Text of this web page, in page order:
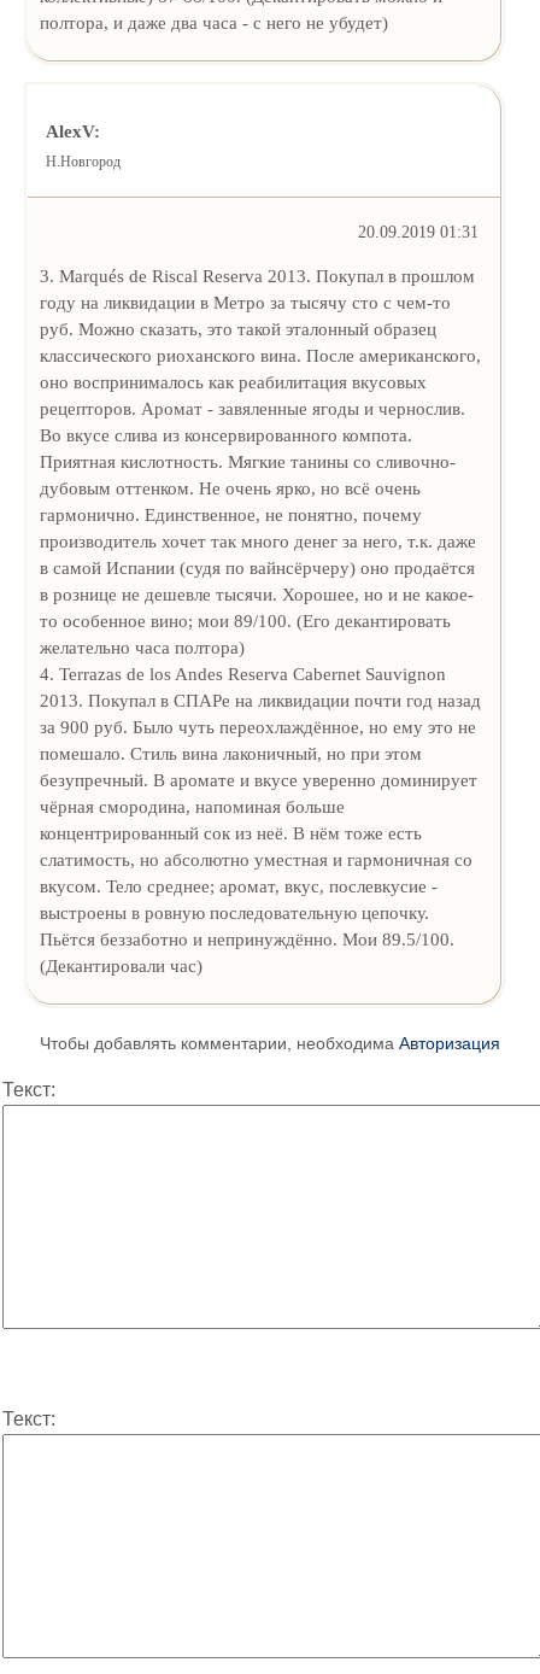
полтора, и даже два часа - с него не убудет)
AlexV:
Н.Новгород
20.09.2019 01:31
3. Marqués de Riscal Reserva 2013. Покупал в прошлом
году на ликвидации в Метро за тысячу сто с чем-то
руб. Можно сказать, это такой эталонный образец
классического риоханского вина. После американского,
оно воспринималось как реабилитация вкусовых
рецепторов. Аромат - завяленные ягоды и чернослив.
Во вкусе слива из консервированного компота.
Приятная кислотность. Мягкие танины со сливочно-
дубовым оттенком. Не очень ярко, но всё очень
гармонично. Единственное, не понятно, почему
производитель хочет так много денег за него, т.к. даже
в самой Испании (судя по вайнсёрчеру) оно продаётся
в рознице не дешевле тысячи. Хорошее, но и не какое-
то особенное вино; мои 89/100. (Его декантировать
желательно часа полтора)
4. Terrazas de los Andes Reserva Cabernet Sauvignon
2013. Покупал в СПАРе на ликвидации почти год назад
за 900 руб. Было чуть переохлаждённое, но ему это не
помешало. Стиль вина лаконичный, но при этом
безупречный. В аромате и вкусе уверенно доминирует
чёрная смородина, напоминая больше
концентрированный сок из неё. В нём тоже есть
слатимость, но абсолютно уместная и гармоничная со
вкусом. Тело среднее; аромат, вкус, послевкусие -
выстроены в ровную последовательную цепочку.
Пьётся беззаботно и непринуждённо. Мои 89.5/100.
(Декантировали час)
Чтобы добавлять комментарии, необходима Авторизация
Текст:
Текст: